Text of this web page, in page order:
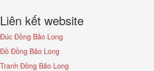
Liên kết website
Đúc Đồng Bảo Long
Đồ Đồng Bảo Long
Tranh Đồng Bảo Long